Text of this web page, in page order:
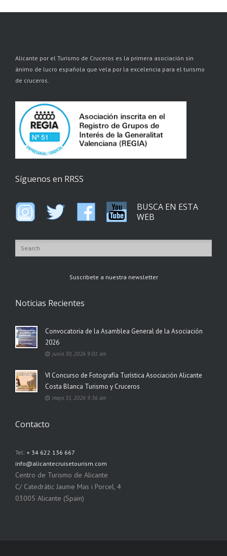
Alicante por el Turismo de Cruceros es la primera asociación sin
ánimo de lucro española que vela por la excelencia para el turismo
de cruceros.
Síguenos en RRSS
BUSCA EN ESTA
WEB
Suscribete a nuestra newsletter
Noticias Recientes
Convocatoria de la Asamblea General de la Asociación
2026
junio 30, 2026 9:01 am
VI Concurso de Fotografía Turística Asociación Alicante
Costa Blanca Turismo y Cruceros
mayo 31, 2026 9:36 am
Contacto
Tel: + 34 622 136 667
info@alicantecruisetourism.com
Centro de Turismo de Alicante
C/ Catedrátic Jaume Mas i Porcel, 4
03005 Alicante (Spain)